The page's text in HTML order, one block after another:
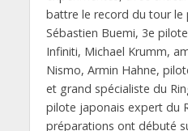
battre le record du tour le
Sébastien Buemi, 3e
Infiniti, Michael Krumm,
Nismo, Armin Hahne,
et grand spécialiste du
pilote japonais expert du
préparations ont débuté